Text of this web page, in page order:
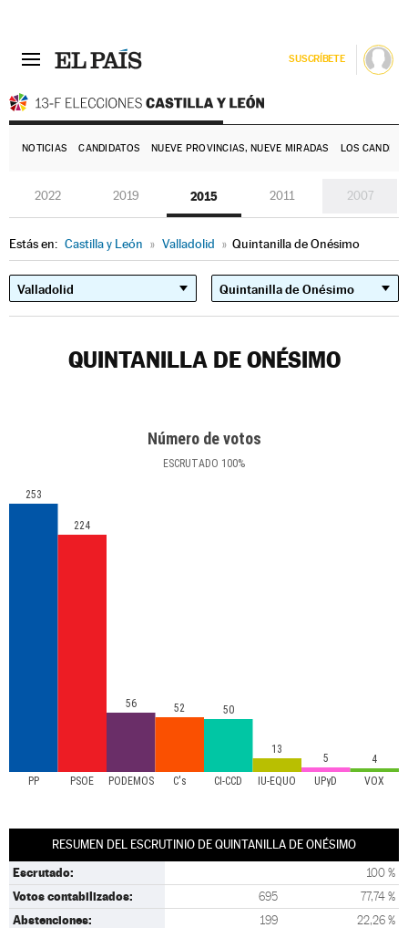
SUSCRÍBETE
NOTICIAS CANDIDATOS NUEVE PROVINCIAS, NUEVE MIRADAS LOS
2022 2019 2015 2011 2007
Estás en: Castilla y León » Valladolid » Quintanilla de Onésimo
QUINTANILLA DE ONÉSIMO
Número de votos
ESCRUTADO 100%
PP PSOE PODEMOS C's CI-CCD IU-EQUO UPyD VOX
253
224
56 52 50
13
5 4
RESUMEN DEL ESCRUTINIO DE QUINTANILLA DE ONÉSIMO
Escrutado: 100 %
Votos contabilizados: 695 77,74 %
Abstenciones: 199 22,26 %